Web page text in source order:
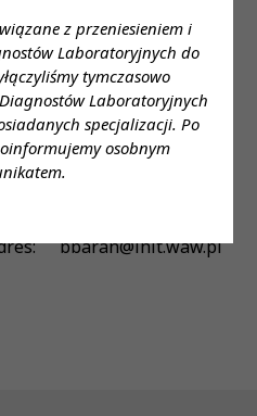
z przeniesieniem i
Laboratoryjnych do
tymczasowo
Laboratoryjnych
specjalizacji. Po
osobnym
1
Asystent Diagnostyki
(CV ze zdjęciem),
bbaran@ihit.waw.pl